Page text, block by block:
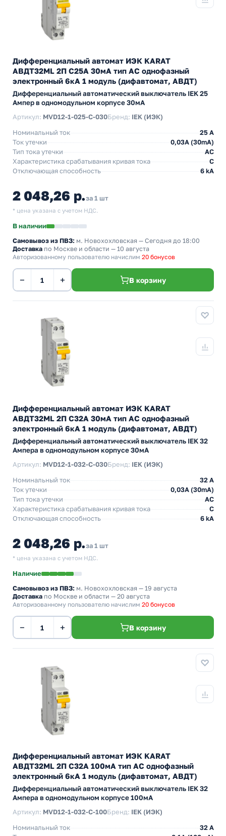
Дифференциальный автомат ИЭК KARAT
АВДТ32МL 2П С25А 30мА тип АС однофазный
электронный 6кА 1 модуль (дифавтомат, АВДТ)
Дифференциальный автоматический выключатель IEK 25
Ампер в одномодульном корпусе 30мА
Артикул: MVD12-1-025-C-030Бренд: IEK (ИЭК)
Номинальный ток
25 А
Ток утечки
0,03A (30mA)
Тип тока утечки
AC
Характеристика срабатывания кривая тока
C
Отключающая способность
6 kA
2 048,26 р.за 1 шт
* цена указана с учетом НДС.
В наличии
Самовывоз из ПВЗ: м. Новохохловская — Сегодня до 18:00
Доставка по Москве и области — 10 августа
Авторизованному пользователю начислим 20 бонусов
− + В корзину
Дифференциальный автомат ИЭК KARAT
АВДТ32МL 2П С32А 30мА тип АС однофазный
электронный 6кА 1 модуль (дифавтомат, АВДТ)
Дифференциальный автоматический выключатель IEK 32
Ампера в одномодульном корпусе 30мА
Артикул: MVD12-1-032-C-030Бренд: IEK (ИЭК)
Номинальный ток
32 А
Ток утечки
0,03A (30mA)
Тип тока утечки
AC
Характеристика срабатывания кривая тока
C
Отключающая способность
6 kA
2 048,26 р.за 1 шт
* цена указана с учетом НДС.
Наличие
Самовывоз из ПВЗ: м. Новохохловская — 19 августа
Доставка по Москве и области — 20 августа
Авторизованному пользователю начислим 20 бонусов
− + В корзину
Дифференциальный автомат ИЭК KARAT
АВДТ32МL 2П С32А 100мА тип АС однофазный
электронный 6кА 1 модуль (дифавтомат, АВДТ)
Дифференциальный автоматический выключатель IEK 32
Ампера в одномодульном корпусе 100мА
Артикул: MVD12-1-032-C-100Бренд: IEK (ИЭК)
Номинальный ток
32 А